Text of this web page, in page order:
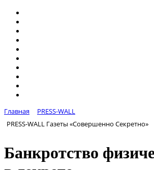
Главная
PRESS-WALL
PRESS-WALL Газеты «Совершенно Секретно»
Банкротство